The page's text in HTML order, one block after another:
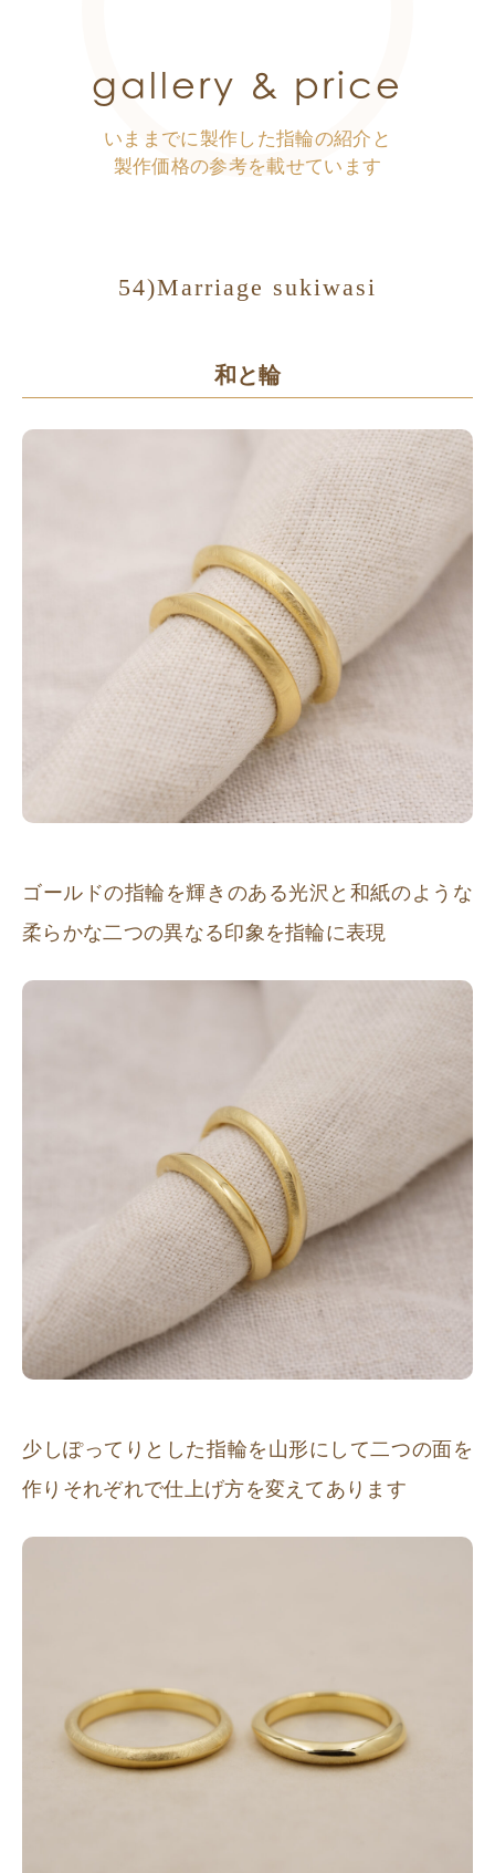
gallery & price
いままでに製作した指輪の紹介と
製作価格の参考を載せています
54)Marriage sukiwasi
和と輪
ゴールドの指輪を輝きのある光沢と和紙のような
柔らかな二つの異なる印象を指輪に表現
少しぽってりとした指輪を山形にして二つの面を
作りそれぞれで仕上げ方を変えてあります